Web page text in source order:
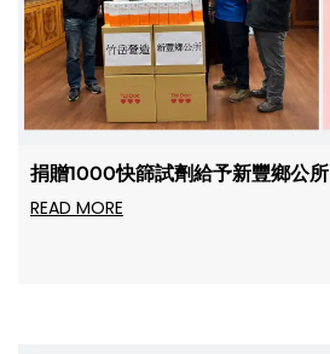
捐贈1000快篩試劑給予新豐鄉公所
READ MORE